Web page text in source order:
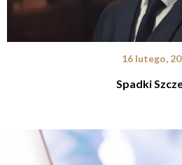
16 lutego,
Spadki